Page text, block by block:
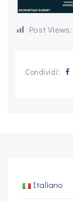
Post Views:
Condividi:
Italiano